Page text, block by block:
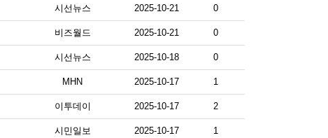
시선뉴스 2025-10-21 0
비즈월드 2025-10-21 0
시선뉴스 2025-10-18 0
MHN 2025-10-17 1
이투데이 2025-10-17 2
시민일보 2025-10-17 1